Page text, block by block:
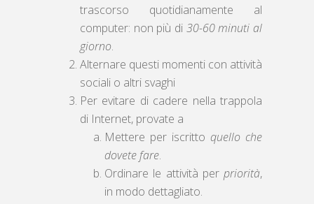
trascorso quotidianamente al
computer: non più di 30-60 minuti al
giorno.
Alternare questi momenti con attività
sociali o altri svaghi
Per evitare di cadere nella trappola
di Internet, provate a
Mettere per iscritto quello che
dovete fare.
Ordinare le attività per priorità,
in modo dettagliato.